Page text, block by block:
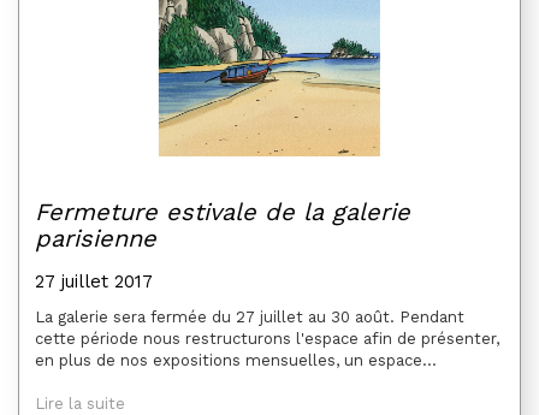
Fermeture estivale de la galerie
parisienne
27 juillet 2017
La galerie sera fermée du 27 juillet au 30 août. Pendant
cette période nous restructurons l'espace afin de présenter,
en plus de nos expositions mensuelles, un espace...
Lire la suite